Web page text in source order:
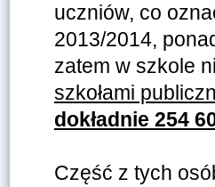
uczniów, co
2013/2014,
zatem w szkole
szkołami
dokładnie 254
Część z tych